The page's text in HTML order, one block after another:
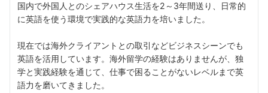
国内で外国人とのシェアハウス生活を2～3年間送り、日常的
に英語を使う環境で実践的な英語力を培いました。
現在では海外クライアントとの取引などビジネスシーンでも
英語を活用しています。海外留学の経験はありませんが、独
学と実践経験を通じて、仕事で困ることがないレベルまで英
語力を磨いてきました。